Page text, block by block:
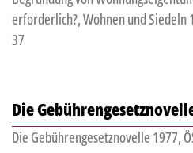
erforderlich?, Wohnen und Siedeln
37
Die
Die Gebührengesetznovelle 1977,